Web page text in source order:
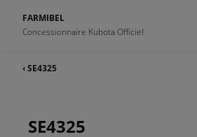
FARMIBEL
Concessionnaire Kubota Officiel
‹ SE4325
SE4325